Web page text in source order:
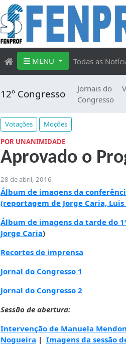
MENU Todas as
12º Congresso
Jornais do
Congresso
Votações
Moções
POR UNANIMIDADE
Aprovado o
28 de abril, 2016
Álbum de imagens da
(reportagem de Jorge Caria,
Álbum de imagens da tarde do
Jorge Caria)
Recortes de imprensa
Jornal do Congresso 1
Jornal do Congresso 2
Sessão de abertura:
Intervenção de Manuela
Nogueira | Imagens da sessão